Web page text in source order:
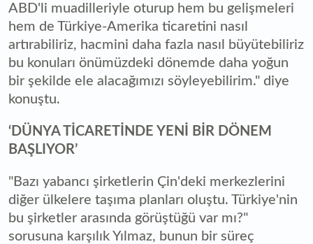
ABD'li muadilleriyle oturup hem bu gelişmeleri
hem de Türkiye-Amerika ticaretini nasıl
artırabiliriz, hacmini daha fazla nasıl büyütebiliriz
bu konuları önümüzdeki dönemde daha yoğun
bir şekilde ele alacağımızı söyleyebilirim." diye
konuştu.
‘DÜNYA TİCARETİNDE YENİ BİR DÖNEM
BAŞLIYOR’
"Bazı yabancı şirketlerin Çin'deki merkezlerini
diğer ülkelere taşıma planları oluştu. Türkiye'nin
bu şirketler arasında görüştüğü var mı?"
sorusuna karşılık Yılmaz, bunun bir süreç